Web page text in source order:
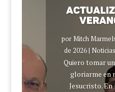
porMitch
de 2026| Noticias
Quiero tomar
gloriarme en
Jesucristo. En